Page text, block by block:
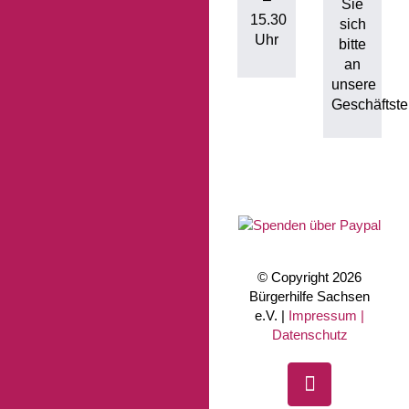
15.30
Uhr
Sie
sich
bitte
an
unsere
© Copyright 2026
Bürgerhilfe Sachsen
e.V. | Impressum |
Datenschutz
Facebook